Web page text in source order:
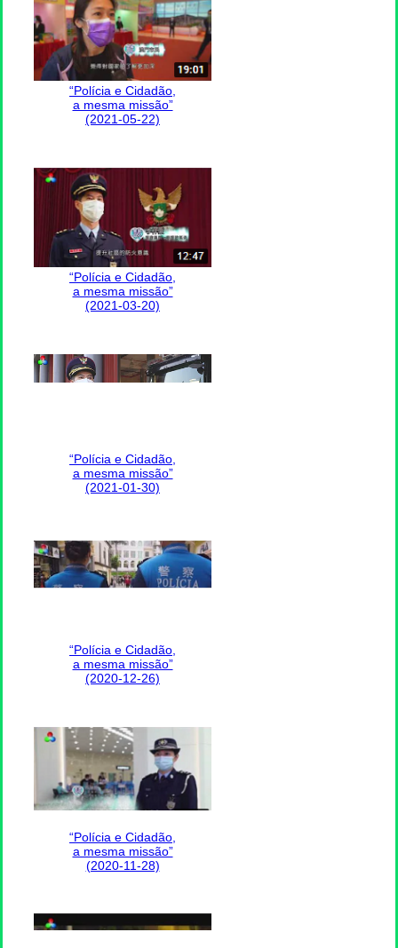
“Polícia e Cidadão,
a mesma missão”
(2021-05-22)
“Polícia e Cidadão,
a mesma missão”
(2021-03-20)
“Polícia e Cidadão,
a mesma missão”
(2021-01-30)
“Polícia e Cidadão,
a mesma missão”
(2020-12-26)
“Polícia e Cidadão,
a mesma missão”
(2020-11-28)